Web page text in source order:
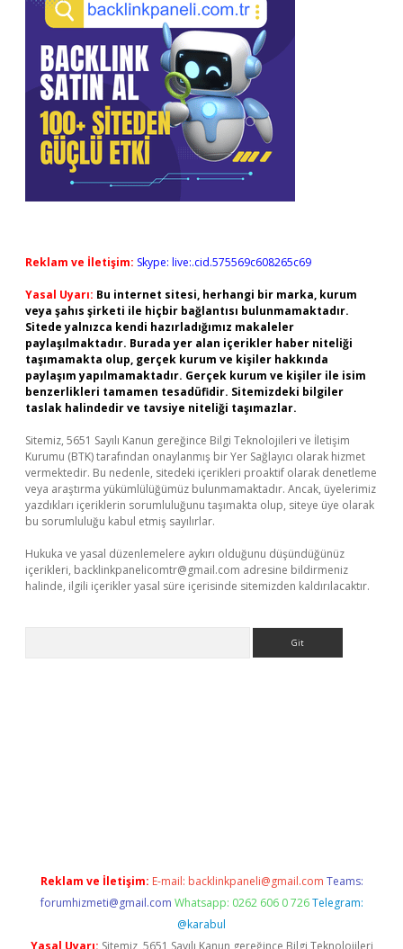
Reklam ve İletişim: Skype: live:.cid.575569c608265c69
Yasal Uyarı: Bu internet sitesi, herhangi bir marka, kurum
veya şahıs şirketi ile hiçbir bağlantısı bulunmamaktadır.
Sitede yalnızca kendi hazırladığımız makaleler
paylaşılmaktadır. Burada yer alan içerikler haber niteliği
taşımamakta olup, gerçek kurum ve kişiler hakkında
paylaşım yapılmamaktadır. Gerçek kurum ve kişiler ile isim
benzerlikleri tamamen tesadüfidir. Sitemizdeki bilgiler
taslak halindedir ve tavsiye niteliği taşımazlar.
Sitemiz, 5651 Sayılı Kanun gereğince Bilgi Teknolojileri ve İletişim
Kurumu (BTK) tarafından onaylanmış bir Yer Sağlayıcı olarak hizmet
vermektedir. Bu nedenle, sitedeki içerikleri proaktif olarak denetleme
veya araştırma yükümlülüğümüz bulunmamaktadır. Ancak, üyelerimiz
yazdıkları içeriklerin sorumluluğunu taşımakta olup, siteye üye olarak
bu sorumluluğu kabul etmiş sayılırlar.
Hukuka ve yasal düzenlemelere aykırı olduğunu düşündüğünüz
içerikleri, backlinkpanelicomtr@gmail.com adresine bildirmeniz
halinde, ilgili içerikler yasal süre içerisinde sitemizden kaldırılacaktır.
Reklam ve İletişim: E-mail: backlinkpaneli@gmail.com Teams:
forumhizmeti@gmail.com Whatsapp: 0262 606 0 726 Telegram:
@karabul
Yasal Uyarı: Sitemiz, 5651 Sayılı Kanun gereğince Bilgi Teknolojileri